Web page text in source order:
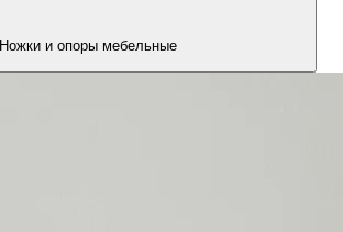
Ножки и опоры мебельные